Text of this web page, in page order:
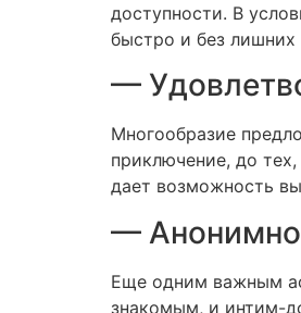
доступности. В
быстро и без лишних
—
Многообразие
приключение, до
дает возможность
—
Еще одним важным
знакомым, и интим-